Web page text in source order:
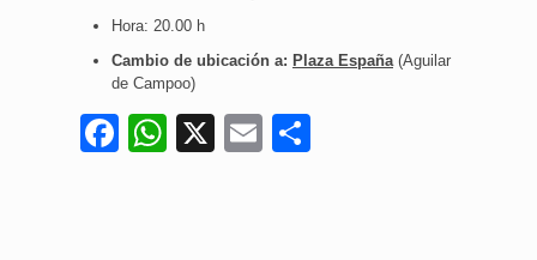
Hora: 20.00 h
Cambio de ubicación a: Plaza España (Aguilar
de Campoo)
Facebook
WhatsApp
X Email